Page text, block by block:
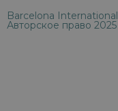
Barcelona
Авторское право 2025